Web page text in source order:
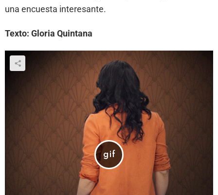
una encuesta interesante.
Texto: Gloria Quintana